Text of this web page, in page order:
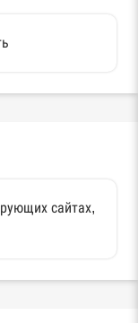
сайтах,